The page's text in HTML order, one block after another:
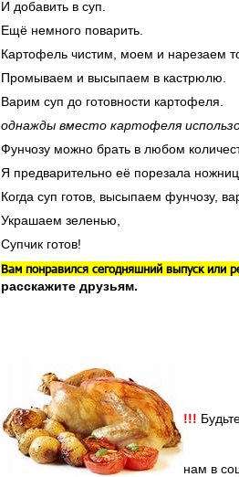
И добавить в суп.
Ещё немного поварить.
Картофель чистим, моем и нарезаем
Промываем и высыпаем в кастрюлю.
Варим суп до готовности картофеля.
однажды вместо картофеля
Фунчозу можно брать в любом
Я предварительно её порезала
Когда суп готов, высыпаем фунчозу,
Украшаем зеленью,
Супчик готов!
Вам понравился сегодняшний выпуск или
расскажите друзьям.
!!!
нам в